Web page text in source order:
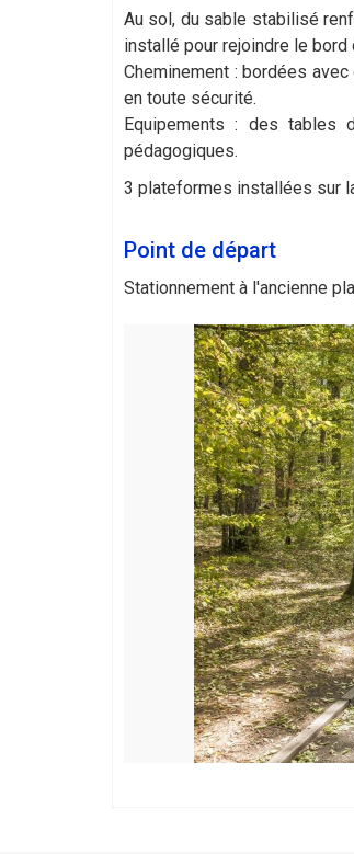
Au sol, du sable stabilisé
installé pour rejoindre le bord
Cheminement : bordées
en toute sécurité.
Equipements : des tables
pédagogiques.
3 plateformes installées sur
Point de départ
Stationnement à l'ancienne